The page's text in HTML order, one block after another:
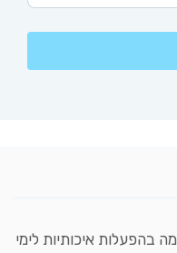
בהפעלות איכותיות לימי